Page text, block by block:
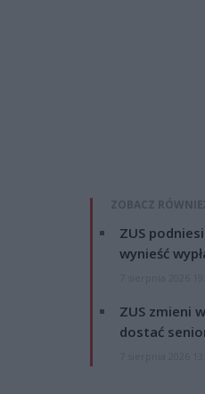
ZOBACZ
ZUS
wynieść
ZUS zmieni
dostać